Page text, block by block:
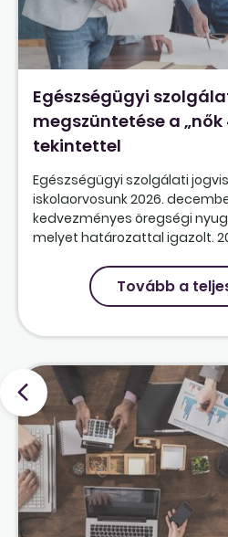
Egészségügyi
megszüntetése a
tekintettel
Egészségügyi szolgálati
iskolaorvosunk 2026.
kedvezményes öregségi
melyet határozattal igazolt.
Tovább a